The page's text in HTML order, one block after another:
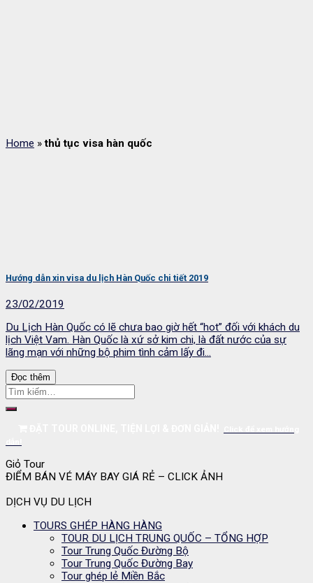
Home »thủ tục visa hàn quốc
Hướng dẫn xin visa du lịch Hàn Quốc chi tiết 2019
23/02/2019
Du Lịch Hàn Quốc có lẽ chưa bao giờ hết “hot” đối với khách du
lịch Việt Vam. Hàn Quốc là xứ sở kim chi, là đất nước của sự
lãng mạn với những bộ phim tình cảm lấy đi...
Đọc thêm
Giỏ Tour
ĐIỂM BÁN VÉ MÁY BAY GIÁ RẺ – CLICK ẢNH
DỊCH VỤ DU LỊCH
TOURS GHÉP HÀNG HÀNG
TOUR DU LỊCH TRUNG QUỐC – TỔNG HỢP
Tour Trung Quốc Đường Bộ
Tour Trung Quốc Đường Bay
Tour ghép lẻ Miền Bắc